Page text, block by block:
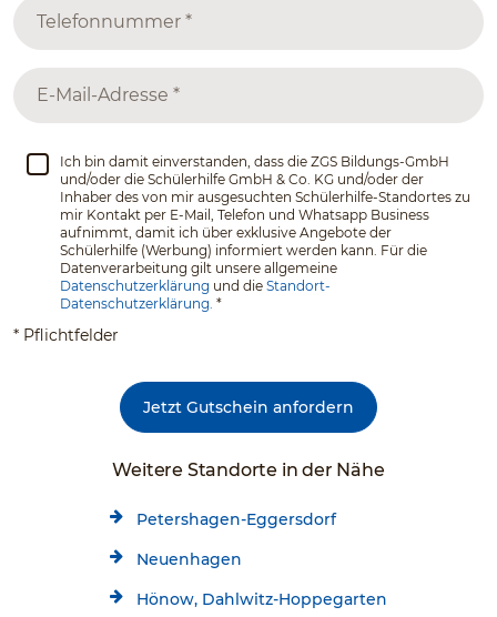
Ich bin damit einverstanden, dass die ZGS Bildungs-GmbH
und/oder die Schülerhilfe GmbH & Co. KG und/oder der
Inhaber des von mir ausgesuchten Schülerhilfe-Standortes zu
mir Kontakt per E-Mail, Telefon und Whatsapp Business
aufnimmt, damit ich über exklusive Angebote der
Schülerhilfe (Werbung) informiert werden kann. Für die
Datenverarbeitung gilt unsere allgemeine
Datenschutzerklärung und die Standort-
Datenschutzerklärung. *
* Pflichtfelder
Jetzt Gutschein anfordern
Weitere Standorte in der Nähe
Petershagen-Eggersdorf
Neuenhagen
Hönow, Dahlwitz-Hoppegarten